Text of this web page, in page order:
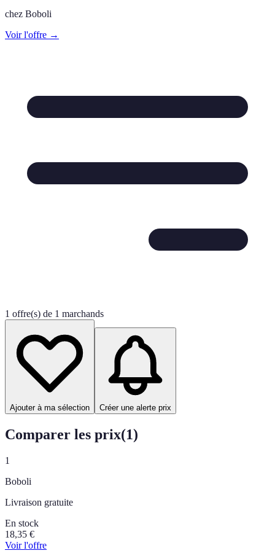
chez Boboli
Voir l'offre →
1 offre(s) de 1 marchands
Ajouter à ma sélection Créer une alerte prix
Comparer les prix(1)
1
Boboli
Livraison gratuite
En stock
18,35 €
Voir l'offre